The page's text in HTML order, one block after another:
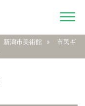
新潟市美術館
市民ギ